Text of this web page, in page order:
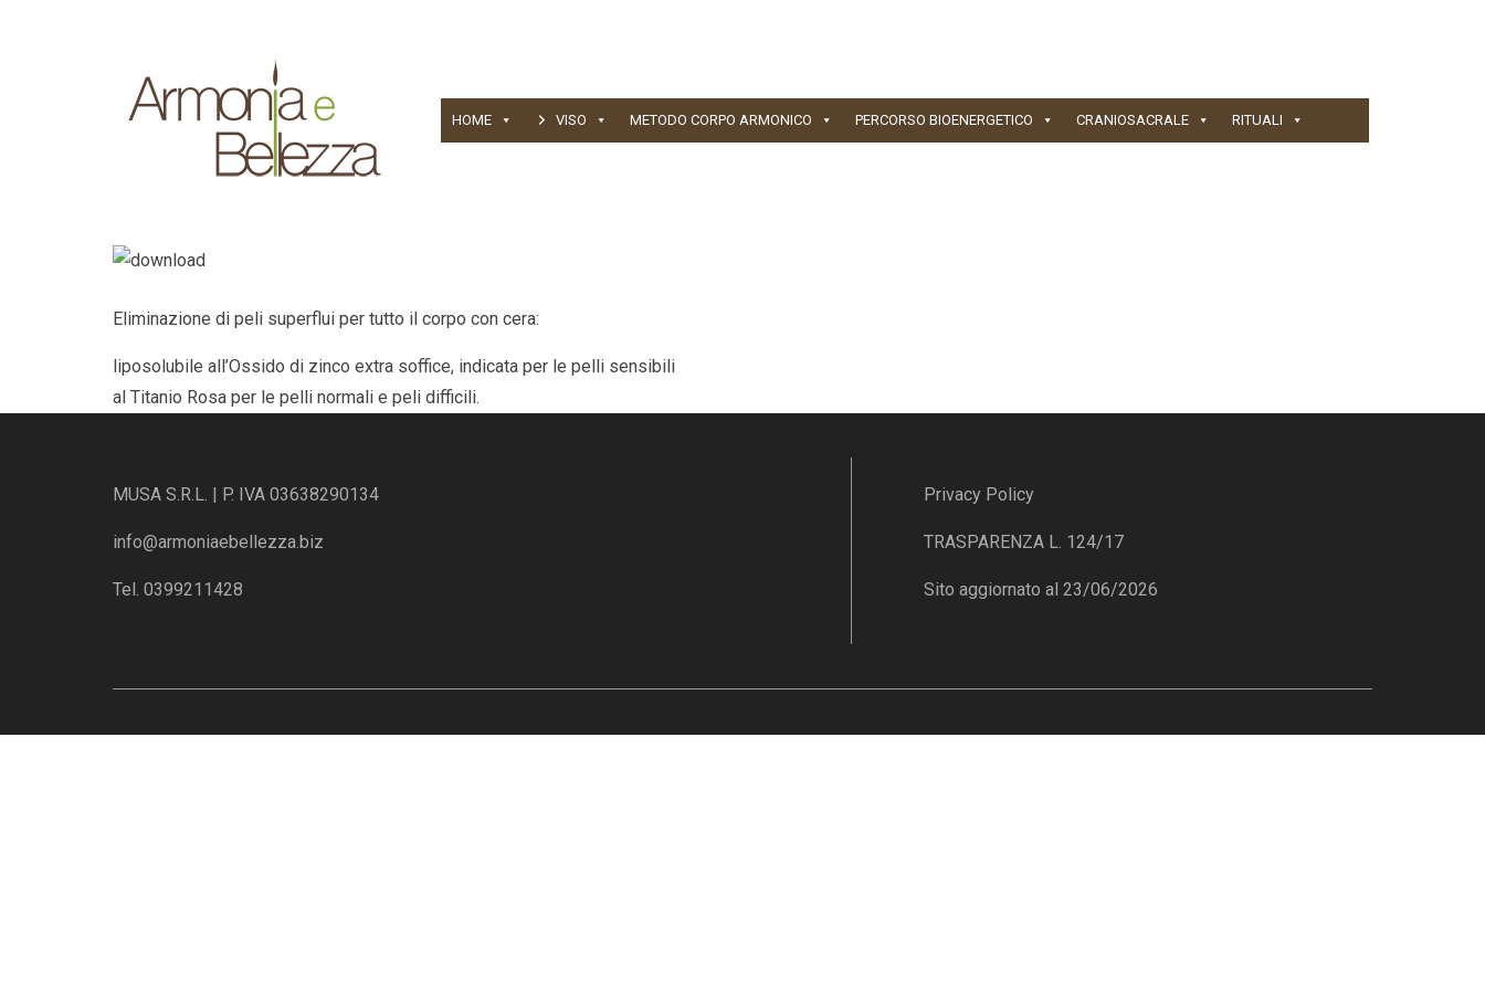
HOME VISO METODO CORPO ARMONICO PERCORSO BIOENERGETICO CRANIOSACRALE RITUALI
Eliminazione di peli superflui per tutto il corpo con cera:
liposolubile all’Ossido di zinco extra soffice, indicata per le pelli sensibili
al Titanio Rosa per le pelli normali e peli difficili.
MUSA S.R.L. | P. IVA 03638290134
info@armoniaebellezza.biz
Tel. 0399211428
Privacy Policy
TRASPARENZA L. 124/17
Sito aggiornato al 23/06/2026